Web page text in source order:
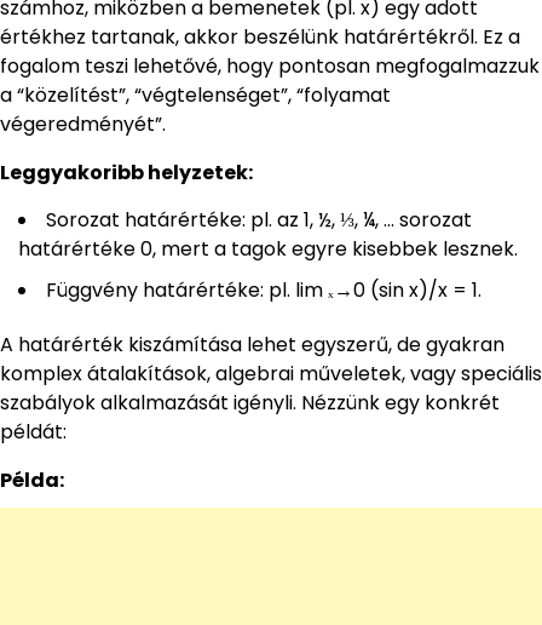
számhoz, miközben a bemenetek (pl. x) egy adott
értékhez tartanak, akkor beszélünk határértékről. Ez a
fogalom teszi lehetővé, hogy pontosan megfogalmazzuk
a “közelítést”, “végtelenséget”, “folyamat
végeredményét”.
Leggyakoribb helyzetek:
Sorozat határértéke: pl. az 1, ½, ⅓, ¼, … sorozat
határértéke 0, mert a tagok egyre kisebbek lesznek.
Függvény határértéke: pl. lim ₓ→0 (sin x)/x = 1.
A határérték kiszámítása lehet egyszerű, de gyakran
komplex átalakítások, algebrai műveletek, vagy speciális
szabályok alkalmazását igényli. Nézzünk egy konkrét
példát:
Példa: